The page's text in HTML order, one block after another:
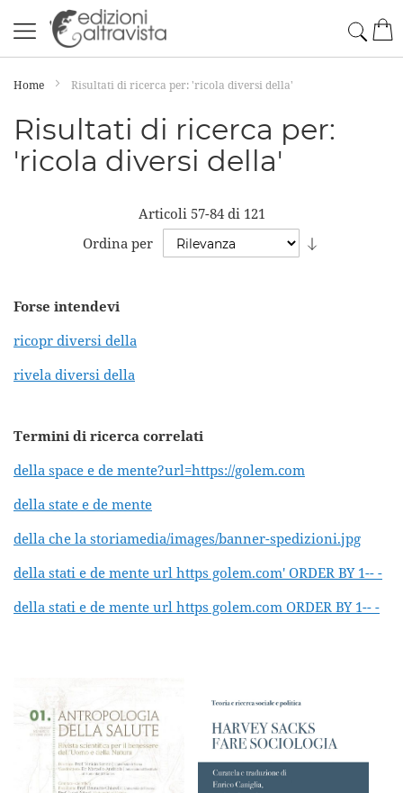
al
contenuto
Home Risultati di ricerca per: 'ricola diversi della'
Risultati di ricerca per:
'ricola diversi della'
Articoli 57-84di 121
Ordina per
Forse intendevi
ricopr diversi della
rivela diversi della
Termini di ricerca correlati
della space e de mente?url=https://golem.com
della state e de mente
della che la storiamedia/images/banner-spedizioni.jpg
della stati e de mente url https golem.com' ORDER BY 1-- -
della stati e de mente url https golem.com ORDER BY 1-- -